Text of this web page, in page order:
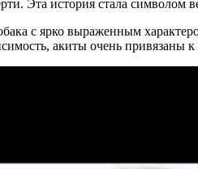
Эта история стала
с ярко выраженным
акиты очень